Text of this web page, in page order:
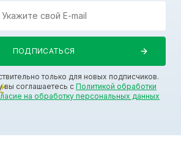
только для новых подписчиков.
вы соглашаетесь сПолитикой обработки
на обработку персональных данных